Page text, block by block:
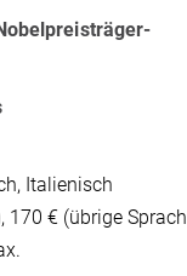
Italienisch
170 € (übrige